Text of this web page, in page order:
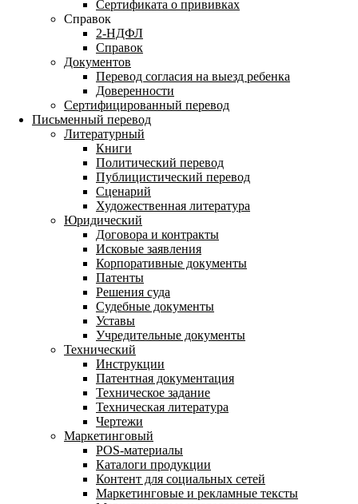
Сертификата о прививках
Справок
2-НДФЛ
Справок
Документов
Перевод согласия на выезд ребенка
Доверенности
Сертифицированный перевод
Письменный перевод
Литературный
Книги
Политический перевод
Публицистический перевод
Сценарий
Художественная литература
Юридический
Договора и контракты
Исковые заявления
Корпоративные документы
Патенты
Решения суда
Судебные документы
Уставы
Учредительные документы
Технический
Инструкции
Патентная документация
Техническое задание
Техническая литература
Чертежи
Маркетинговый
POS-материалы
Каталоги продукции
Контент для социальных сетей
Маркетинговые и рекламные тексты